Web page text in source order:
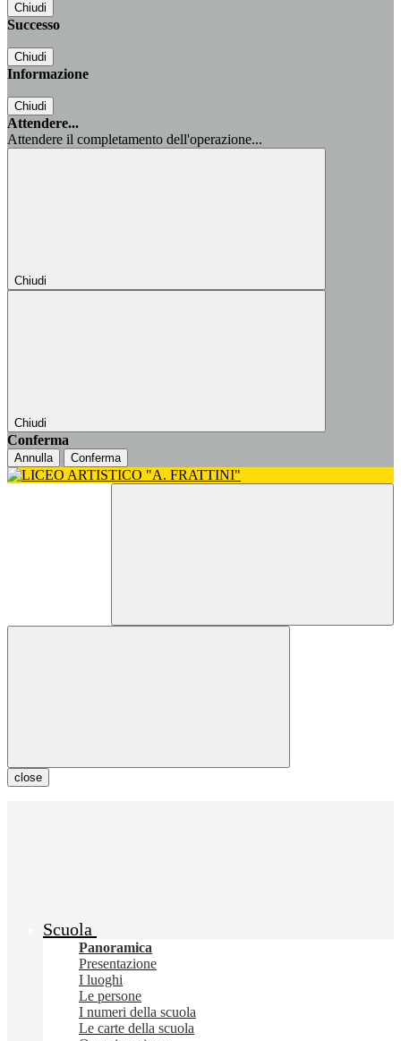
Chiudi
Successo
Chiudi
Informazione
Chiudi
Attendere...
Attendere il completamento dell'operazione...
Chiudi
Chiudi
Conferma
Annulla Conferma
close
Scuola
Panoramica
Presentazione
I luoghi
Le persone
I numeri della scuola
Le carte della scuola